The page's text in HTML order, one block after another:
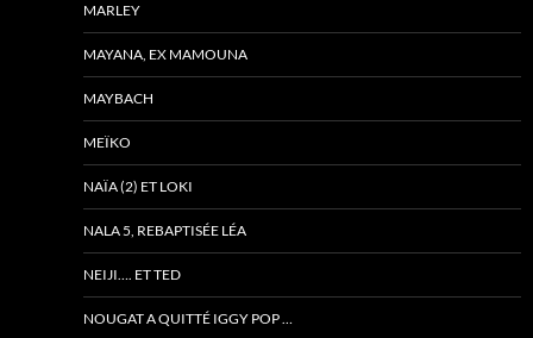
MARLEY
MAYANA, EX MAMOUNA
MAYBACH
MEÏKO
NAÏA (2) ET LOKI
NALA 5, REBAPTISÉE LÉA
NEIJI…. ET TED
NOUGAT A QUITTÉ IGGY POP …